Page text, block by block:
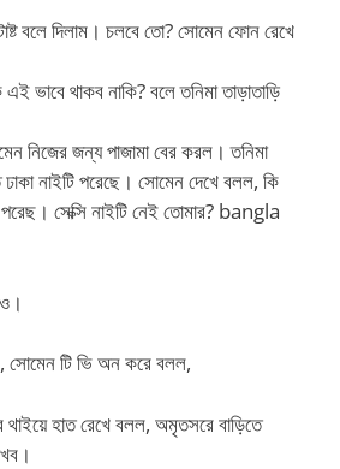
বলে দিলাম। চলবে তো? সোমেন ফোন রেখে
ভাবে থাকব নাকি? বলে তনিমা তাড়াতাড়ি
নিজের জন্য পাজামা বের করল। তনিমা
নাইটি পরেছে। সোমেন দেখে বলল, কি
সেক্সি নাইটি নেই তোমার? bangla
টি ভি অন করে বলল,
থাইয়ে হাত রেখে বলল, অমৃতসরে বাড়িতে